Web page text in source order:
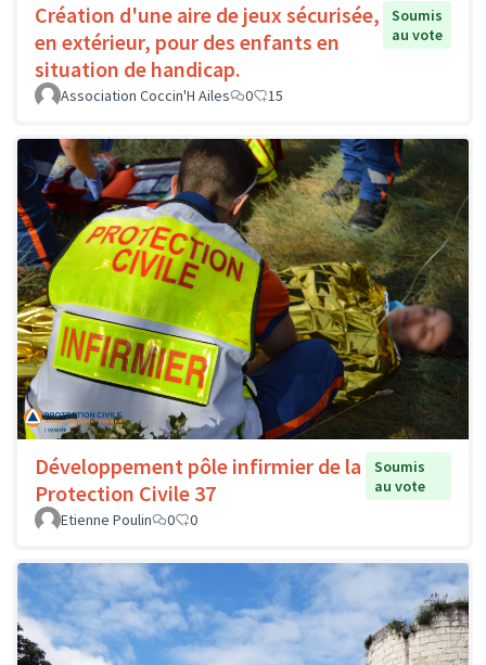
Création d'une aire de jeux sécurisée,
en extérieur, pour des enfants en
situation de handicap.
Soumis
au vote
Association Coccin'H Ailes 0 15
Développement pôle infirmier de la
Protection Civile 37
Soumis
au vote
Etienne Poulin
0 0